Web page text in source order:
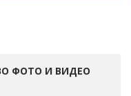
ФОТО И ВИДЕО